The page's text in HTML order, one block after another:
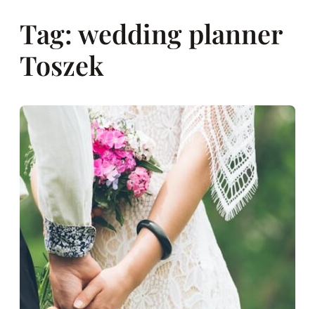
Tag: wedding planner
Toszek